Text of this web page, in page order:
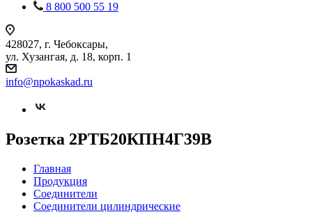
8 800 500 55 19
428027, г. Чебоксары,
ул. Хузангая, д. 18, корп. 1
info@npokaskad.ru
Розетка 2РТБ20КПН4Г39В
Главная
Продукция
Соединители
Соединители цилиндрические